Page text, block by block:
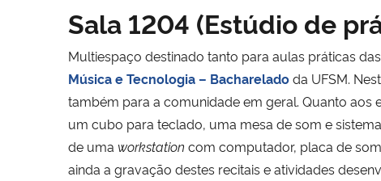
Sala 1204 (Estúdio de
Multiespaço destinado tanto para aulas práticas
Música e Tecnologia – Bachareladoda UFSM.
também para a comunidade em geral. Quanto
um cubo para teclado, uma mesa de som e
de uma workstation com computador, placa de
ainda a gravação destes recitais e atividades